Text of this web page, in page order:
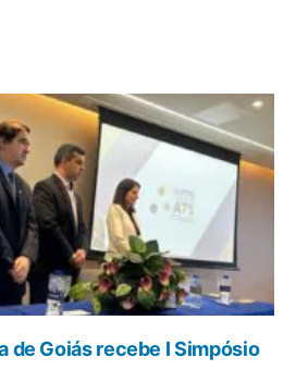
de Goiás recebe I Simpósio